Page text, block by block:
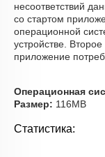
несоответствий
со стартом
операционной
устройстве.
приложение
Операционная
Размер: 116MB
Статистика: